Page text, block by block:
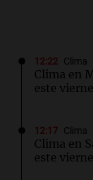
12:22 Clima
Clima en
este
12:17 Clima
Clima en
este